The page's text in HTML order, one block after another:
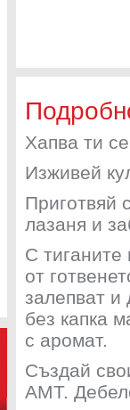
Хапва ти
Изживей
Приготвяй
лазаня и
С
от
залепват и
без капка
с аромат.
Създай
АМТ.